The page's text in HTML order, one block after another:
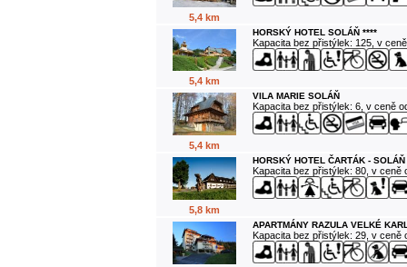
5,4 km
5,4 km
HORSKÝ HOTEL SOLÁŇ ****
Kapacita bez přistýlek: 125, v
5,4 km
VILA MARIE SOLÁŇ
Kapacita bez přistýlek: 6, v ceně
5,8 km
HORSKÝ HOTEL ČARTÁK - SOLÁŇ
Kapacita bez přistýlek: 80, v ceně
APARTMÁNY RAZULA VELKÉ
Kapacita bez přistýlek: 29, v ceně